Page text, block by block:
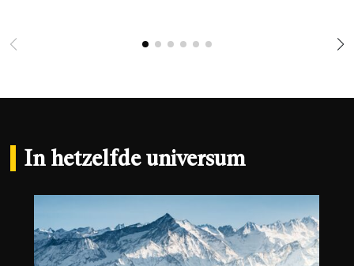
In hetzelfde universum